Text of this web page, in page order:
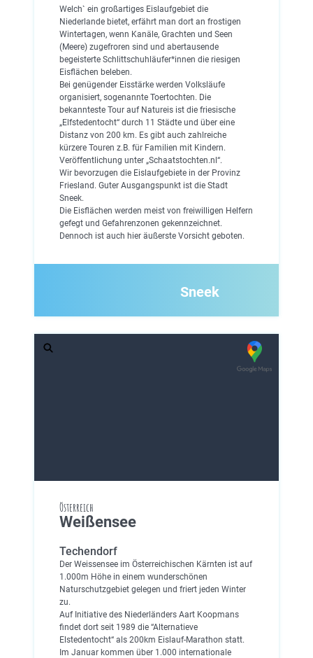
Welch` ein großartiges Eislaufgebiet die
Niederlande bietet, erfährt man dort an frostigen
Wintertagen, wenn Kanäle, Grachten und Seen
(Meere) zugefroren sind und abertausende
begeisterte Schlittschuhläufer*innen die riesigen
Eisflächen beleben.
Bei genügender Eisstärke werden Volksläufe
organisiert, sogenannte Toertochten. Die
bekannteste Tour auf Natureis ist die friesische
„Elfstedentocht“ durch 11 Städte und über eine
Distanz von 200 km. Es gibt auch zahlreiche
kürzere Touren z.B. für Familien mit Kindern.
Veröffentlichung unter „Schaatstochten.nl“.
Wir bevorzugen die Eislaufgebiete in der Provinz
Friesland. Guter Ausgangspunkt ist die Stadt
Sneek.
Die Eisflächen werden meist von freiwilligen Helfern
gefegt und Gefahrenzonen gekennzeichnet.
Dennoch ist auch hier äußerste Vorsicht geboten.
Sneek
Österreich
Weißensee
Techendorf
Der Weissensee im Österreichischen Kärnten ist auf
1.000m Höhe in einem wunderschönen
Naturschutzgebiet gelegen und friert jeden Winter
zu.
Auf Initiative des Niederländers Aart Koopmans
findet dort seit 1989 die “Alternatieve
Elstedentocht“ als 200km Eislauf-Marathon statt.
Im Januar kommen über 1.000 internationale